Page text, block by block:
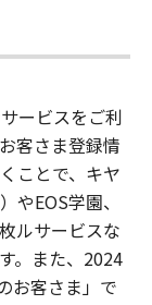
ービスをご利
客さま登録情
ことで、キヤ
やEOS学園、
ルサービスな
。また、2024
お客さま」で